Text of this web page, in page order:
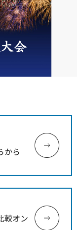
から
較オン